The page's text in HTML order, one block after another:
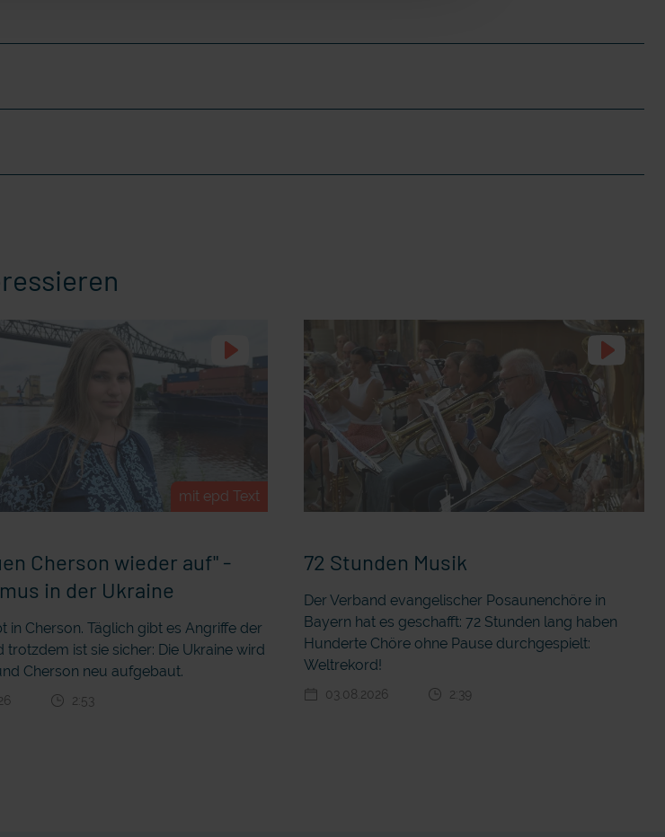
mit epd Text
Cherson wieder auf" -
in der Ukraine
in Cherson. Täglich gibt es Angriffe der
trotzdem ist sie sicher: Die Ukraine wird
Cherson neu aufgebaut.
2:53
72 Stunden Musik
Der Verband evangelischer Posaunenchöre in
Bayern hat es geschafft: 72 Stunden lang haben
Hunderte Chöre ohne Pause durchgespielt:
Weltrekord!
03.08.2026 2:39